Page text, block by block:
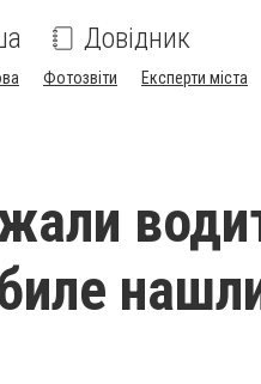
Довідник
Фотозвіти Експерти міста